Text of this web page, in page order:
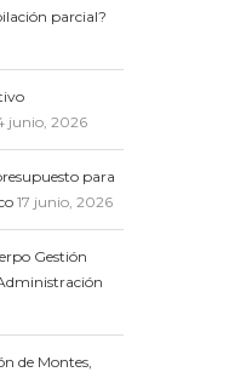
parcial?
junio, 2026
para
17 junio, 2026
Gestión
de Montes,